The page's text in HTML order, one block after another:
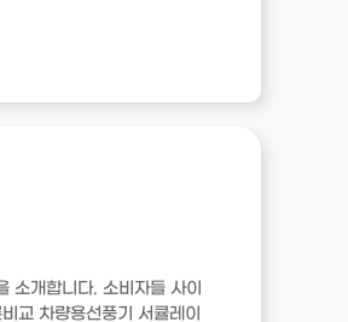
소개합니다. 소비자들 사이
교 차량용선풍기 서큘레이